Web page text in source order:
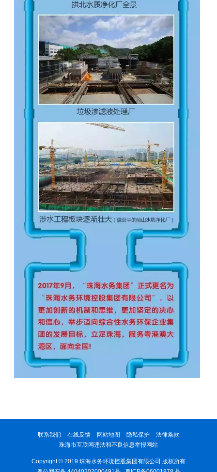
联系我们 在线反馈 网站地图 隐私保护
法律条款
珠海市互联网违法和不良信息举报网站
Copyright © 2019 珠海水务环境控股集团有限公司 版权所有